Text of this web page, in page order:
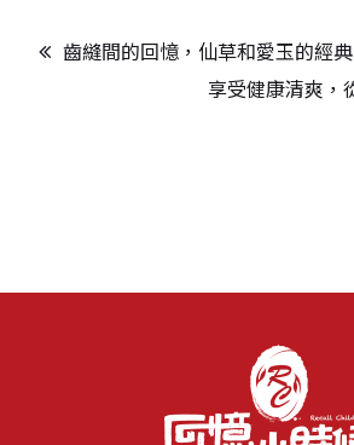
齒縫間的回憶，仙草和愛玉的經
享受健康清爽，